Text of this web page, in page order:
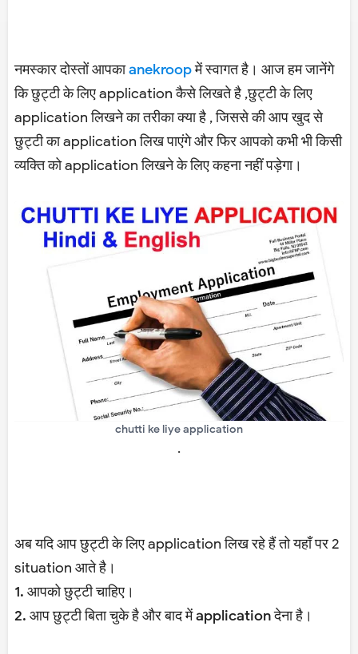
नमस्कार दोस्तों आपकाanekroopमें स्वागत है। आज हम जानेंगे
कि छुट्टी के लिए application कैसे लिखते है ,छुट्टी के लिए
application लिखने का तरीका क्या है , जिससे की आप खुद से
छुट्टी का application लिख पाएंगे और फिर आपको कभी भी किसी
व्यक्ति को application लिखने के लिए कहना नहीं पड़ेगा।
chutti ke liye application
.
अब यदि आप छुट्टी के लिए application लिख रहे हैं तो यहाँ पर 2
situation आते है।
1. आपको छुट्टी चाहिए।
2. आप छुट्टी बिता चुके है और बाद में application देना है।